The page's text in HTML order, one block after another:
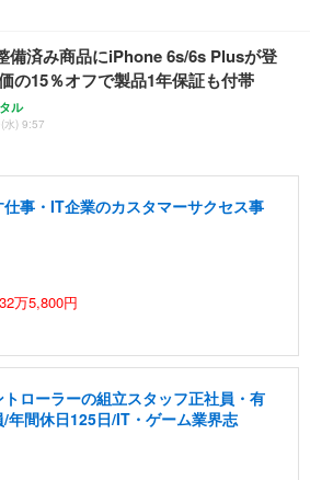
備済み商品にiPhone 6s/6s Plusが登
の15％オフで製品1年保証も付帯
ル
水) 9:57
事・IT企業のカスタマーサクセス事
万5,800円
ローラーの組立スタッフ正社員・有
年間休日125日/IT・ゲーム業界志